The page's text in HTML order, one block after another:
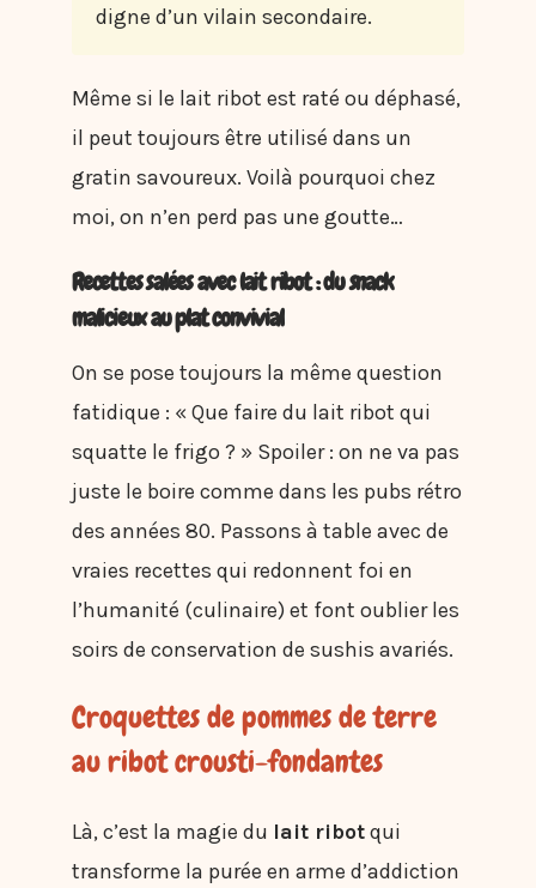
digne d’un vilain secondaire.
Même si le lait ribot est raté ou déphasé,
il peut toujours être utilisé dans un
gratin savoureux. Voilà pourquoi chez
moi, on n’en perd pas une goutte…
Recettes salées avec lait ribot : du snack
malicieux au plat convivial
On se pose toujours la même question
fatidique : « Que faire du lait ribot qui
squatte le frigo ? » Spoiler : on ne va pas
juste le boire comme dans les pubs rétro
des années 80. Passons à table avec de
vraies recettes qui redonnent foi en
l’humanité (culinaire) et font oublier les
soirs de conservation de sushis avariés.
Croquettes de pommes de terre
au ribot crousti-fondantes
Là, c’est la magie du lait ribotqui
transforme la purée en arme d’addiction